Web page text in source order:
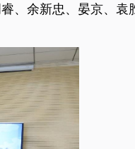
、余新忠、晏京、袁